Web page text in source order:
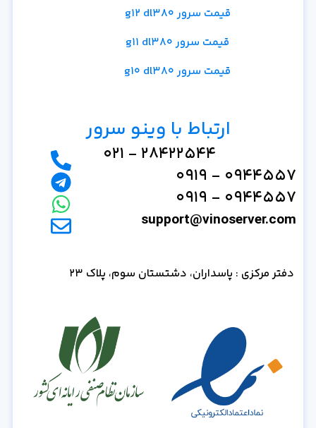
قیمت سرور g12 dl380
قیمت سرور g11 dl380
قیمت سرور g10 dl380
ارتباط با وینو سرور
28422544 - 021
0944557 - 0919
0944557 - 0919
support@vinoserver.com
دفتر مرکزی : پاسداران، دشتستان سوم، پلاک 23